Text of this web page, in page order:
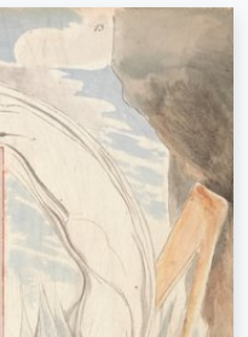
Décrivez la scène – ex. prairie verte,
abstrait avec beaucoup de rouge,
tableau sombre, nu debout près d'un
arbre.